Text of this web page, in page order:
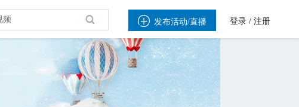
 发布活动/直播 登录 / 注册